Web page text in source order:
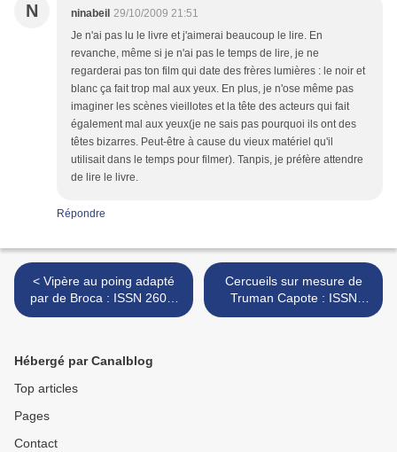
N ninabeil 29/10/2009 21:51
Je n'ai pas lu le livre et j'aimerai beaucoup le lire. En
revanche, même si je n'ai pas le temps de lire, je ne
regarderai pas ton film qui date des frères lumières : le noir et
blanc ça fait trop mal aux yeux. En plus, je n'ose même pas
imaginer les scènes vieillotes et la tête des acteurs qui fait
également mal aux yeux(je ne sais pas pourquoi ils ont des
têtes bizarres. Peut-être à cause du vieux matériel qu'il
utilisait dans le temps pour filmer). Tanpis, je préfère attendre
de lire le livre.
Répondre
< Vipère au poing adapté
par de Broca : ISSN 2607-
0006
Cercueils sur mesure de
Truman Capote : ISSN
2607-0006 >
Hébergé par Canalblog
Top articles
Pages
Contact